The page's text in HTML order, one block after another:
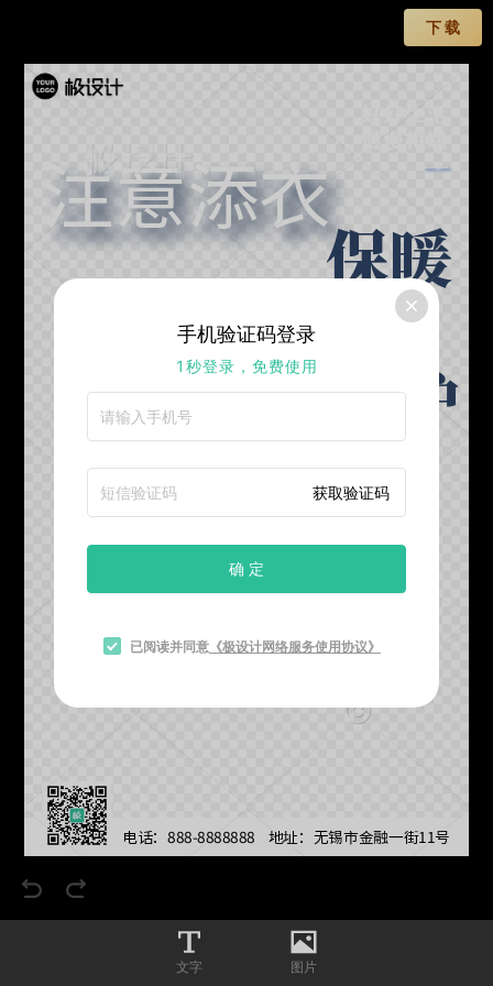
下 载
电话：888-8888888    地址：无锡市金融一街11号
做好个人
注意添衣 ——
防护
保暖
文字 图片
手机验证码登录
1秒登录，免费使用
获取验证码
确 定
已阅读并同意 《极设计网络服务使用协议》